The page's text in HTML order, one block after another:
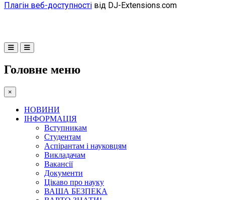
Плагін веб-доступності від DJ-Extensions.com
Головне меню
×
НОВИНИ
ІНФОРМАЦІЯ
Вступникам
Студентам
Аспірантам і науковцям
Викладачам
Вакансії
Документи
Цікаво про науку
ВАША БЕЗПЕКА